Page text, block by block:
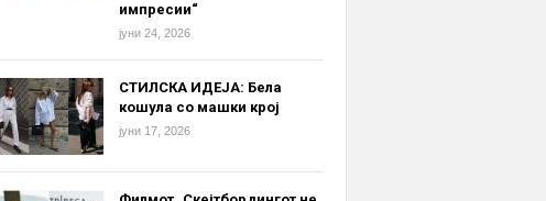
импресии“
јуни 24, 2026
СТИЛСКА ИДЕЈА: Бела
кошула со машки крој
јуни 17, 2026